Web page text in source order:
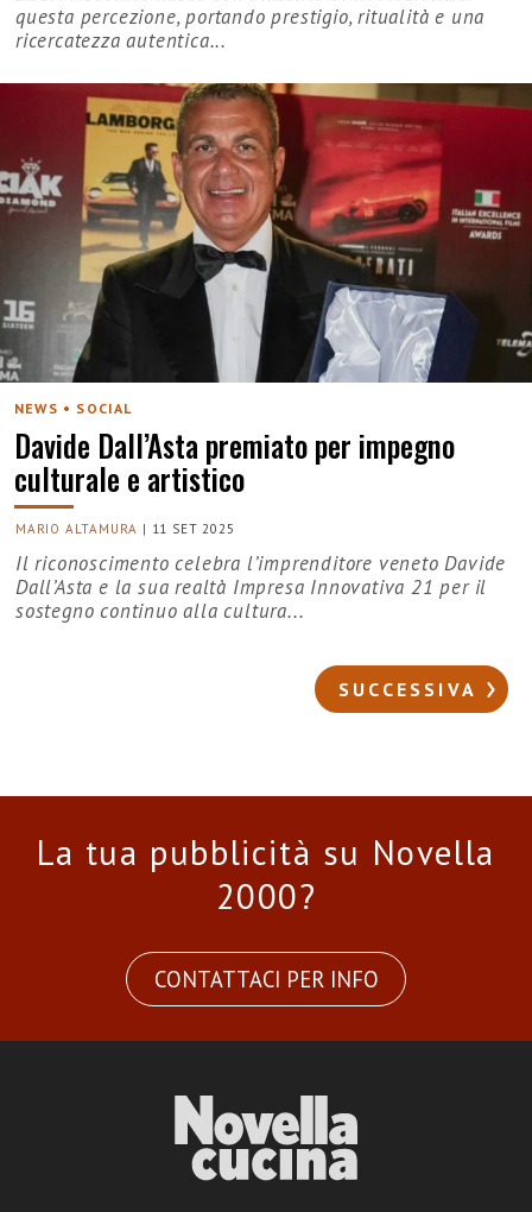
questa percezione, portando prestigio, ritualità e una
ricercatezza autentica...
NEWS • SOCIAL
Davide Dall’Asta premiato per impegno
culturale e artistico
MARIO ALTAMURA | 11 SET 2025
Il riconoscimento celebra l’imprenditore veneto Davide
Dall’Asta e la sua realtà Impresa Innovativa 21 per il
sostegno continuo alla cultura...
SUCCESSIVA
La tua pubblicità su Novella
2000?
CONTATTACI PER INFO